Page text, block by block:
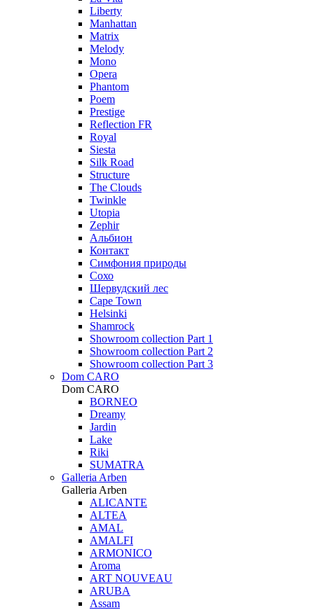
Liberty
Manhattan
Matrix
Melody
Mono
Opera
Phantom
Poem
Prestige
Reflection FR
Royal
Siesta
Silk Road
Structure
The Clouds
Twinkle
Utopia
Zephir
Альбион
Контакт
Симфония природы
Сохо
Шервудский лес
Cape Town
Helsinki
Shamrock
Showroom collection Part 1
Showroom collection Part 2
Showroom collection Part 3
Dom CARO
Dom CARO
BORNEO
Dreamy
Jardin
Lake
Riki
SUMATRA
Galleria Arben
Galleria Arben
ALICANTE
ALTEA
AMAL
AMALFI
ARMONICO
Aroma
ART NOUVEAU
ARUBA
Assam